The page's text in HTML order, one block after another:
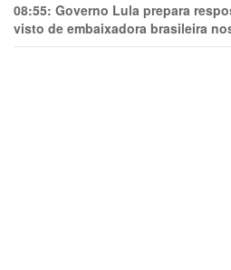
08:55: Governo Lula prepara
visto de embaixadora brasileira